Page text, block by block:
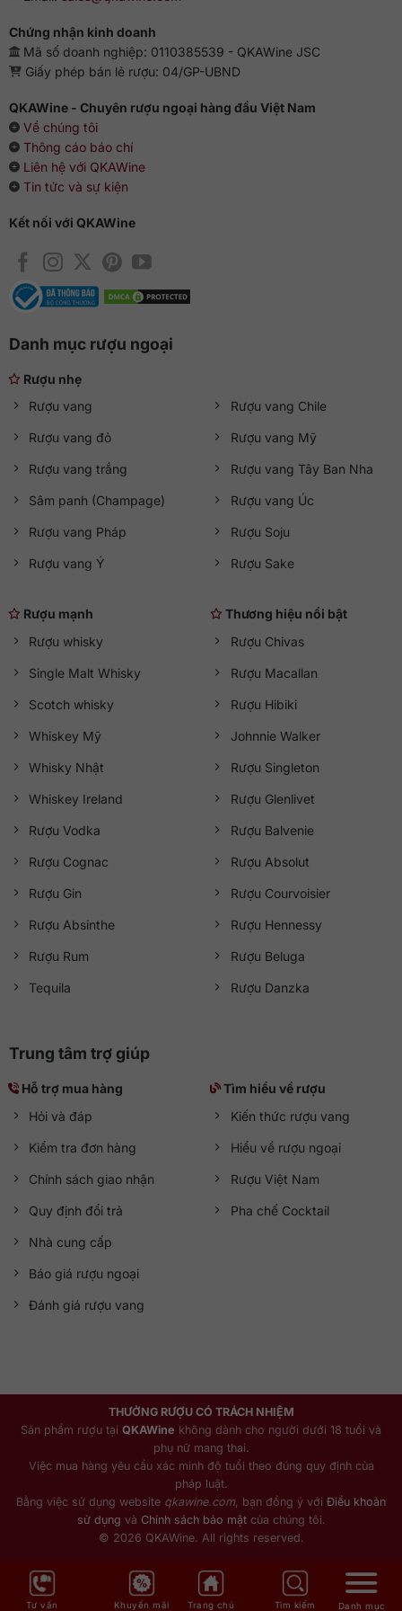
Chứng nhận kinh doanh
Mã số doanh nghiệp: 0110385539 - QKAWine JSC
Giấy phép bán lẻ rượu: 04/GP-UBND
QKAWine - Chuyên rượu ngoại hàng đầu Việt Nam
Về chúng tôi
Thông cáo báo chí
Liên hệ với QKAWine
Tin tức và sự kiện
Kết nối với QKAWine
Danh mục rượu ngoại
Rượu nhẹ
Rượu vang
Rượu vang đỏ
Rượu vang trắng
Sâm panh (Champage)
Rượu vang Pháp
Rượu vang Ý
Rượu vang Chile
Rượu vang Mỹ
Rượu vang Tây Ban Nha
Rượu vang Úc
Rượu Soju
Rượu Sake
Rượu mạnh
Rượu whisky
Single Malt Whisky
Scotch whisky
Whiskey Mỹ
Whisky Nhật
Whiskey Ireland
Rượu Vodka
Rượu Cognac
Rượu Gin
Rượu Absinthe
Rượu Rum
Tequila
Thương hiệu nổi bật
Rượu Chivas
Rượu Macallan
Rượu Hibiki
Johnnie Walker
Rượu Singleton
Rượu Glenlivet
Rượu Balvenie
Rượu Absolut
Rượu Courvoisier
Rượu Hennessy
Rượu Beluga
Rượu Danzka
Trung tâm trợ giúp
Hỗ trợ mua hàng
Hỏi và đáp
Kiểm tra đơn hàng
Chính sách giao nhận
Quy định đổi trả
Nhà cung cấp
Báo giá rượu ngoại
Đánh giá rượu vang
Tìm hiểu về rượu
Kiến thức rượu vang
Hiểu về rượu ngoại
Rượu Việt Nam
Pha chế Cocktail
THƯỞNG RƯỢU CÓ TRÁCH NHIỆM
Sản phẩm rượu tại QKAWine không dành cho người dưới 18 tuổi và
phụ nữ mang thai.
Việc mua hàng yêu cầu xác minh độ tuổi theo đúng quy định của
pháp luật.
Bằng việc sử dụng website qkawine.com , bạn đồng ý với Điều khoản
sử dụng và Chính sách bảo mậtcủa chúng tôi.
© 2026 QKAWine. All rights reserved.
Tư vấn Khuyến mãi Trang chủ Tìm kiếm Danh mục